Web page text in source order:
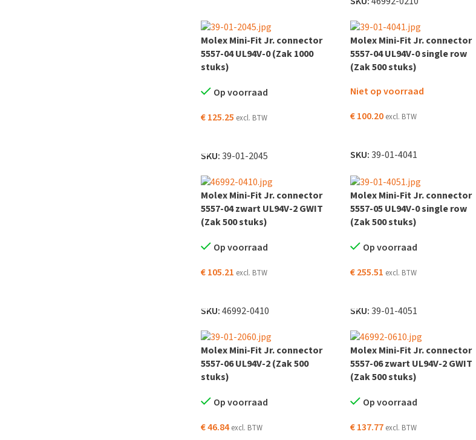
Molex Mini-Fit Jr. connector
5557-04 UL94V-0 (Zak 1000
stuks)
Op voorraad
€125.25 excl. BTW
SKU:39-01-2045
Molex Mini-Fit Jr. connector
5557-04 UL94V-0 single row
(Zak 500 stuks)
Niet op voorraad
€100.20 excl. BTW
SKU:39-01-4041
Molex Mini-Fit Jr. connector
5557-04 zwart UL94V-2 GWIT
(Zak 500 stuks)
Op voorraad
€105.21 excl. BTW
SKU:46992-0410
Molex Mini-Fit Jr. connector
5557-05 UL94V-0 single row
(Zak 500 stuks)
Op voorraad
€255.51 excl. BTW
SKU:39-01-4051
Molex Mini-Fit Jr. connector
5557-06 UL94V-2 (Zak 500
stuks)
Op voorraad
€46.84excl. BTW
Molex Mini-Fit Jr. connector
5557-06 zwart UL94V-2 GWIT
(Zak 500 stuks)
Op voorraad
€137.77 excl. BTW